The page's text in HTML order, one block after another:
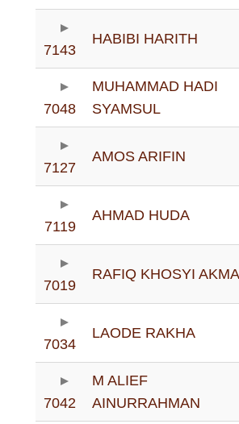
7143
HABIBI HARITH
7048
MUHAMMAD HADI
SYAMSUL
7127
AMOS ARIFIN
7119
AHMAD HUDA
7019
RAFIQ KHOSYI
7034
LAODE RAKHA
7042
M ALIEF
AINURRAHMAN